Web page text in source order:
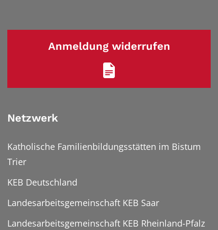
Anmeldung widerrufen
Netzwerk
Katholische Familienbildungsstätten im Bistum
Trier
KEB Deutschland
Landesarbeitsgemeinschaft KEB Saar
Landesarbeitsgemeinschaft KEB Rheinland-Pfalz